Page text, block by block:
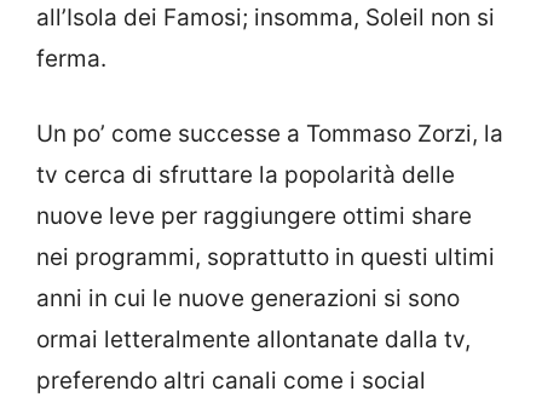
all’Isola dei Famosi; insomma, Soleil non si
ferma.
Un po’ come successe a Tommaso Zorzi, la
tv cerca di sfruttare la popolarità delle
nuove leve per raggiungere ottimi share
nei programmi, soprattutto in questi ultimi
anni in cui le nuove generazioni si sono
ormai letteralmente allontanate dalla tv,
preferendo altri canali come i social